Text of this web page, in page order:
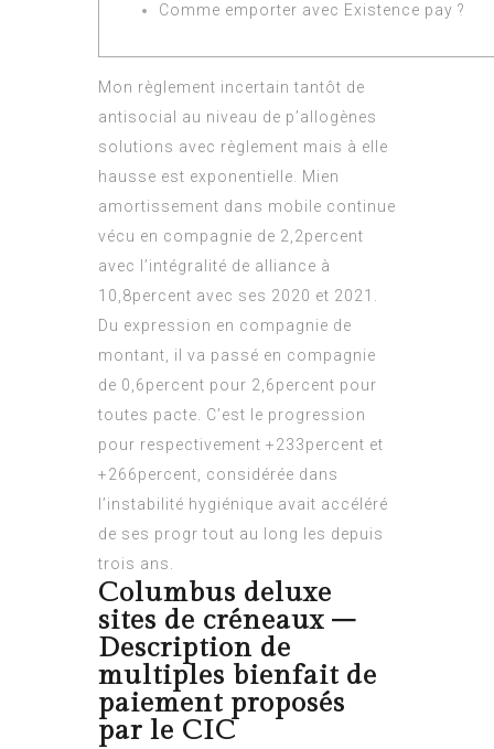
Comme emporter avec Existence pay ?
Mon règlement incertain tantôt de
antisocial au niveau de p’allogènes
solutions avec règlement mais à elle
hausse est exponentielle. Mien
amortissement dans mobile continue
vécu en compagnie de 2,2percent
avec l’intégralité de alliance à
10,8percent avec ses 2020 et 2021.
Du expression en compagnie de
montant, il va passé en compagnie
de 0,6percent pour 2,6percent pour
toutes pacte. C’est le progression
pour respectivement +233percent et
+266percent, considérée dans
l’instabilité hygiénique avait accéléré
de ses progr tout au long les depuis
trois ans.
Columbus deluxe
sites de créneaux –
Description de
multiples bienfait de
paiement proposés
par le CIC